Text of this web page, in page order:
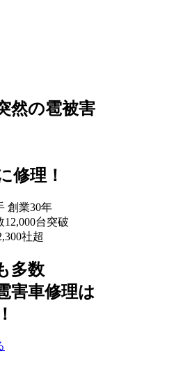
然の雹被害
修理！
多数
害車修理は